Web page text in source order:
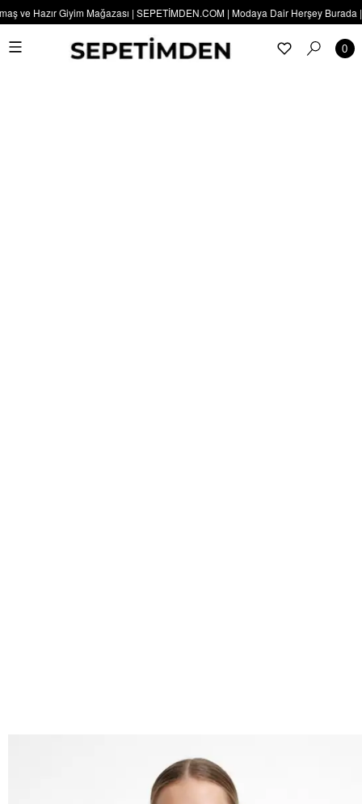
Hazır Giyim Mağazası | SEPETİMDEN.COM | Modaya Dair Herşey Burada |
0